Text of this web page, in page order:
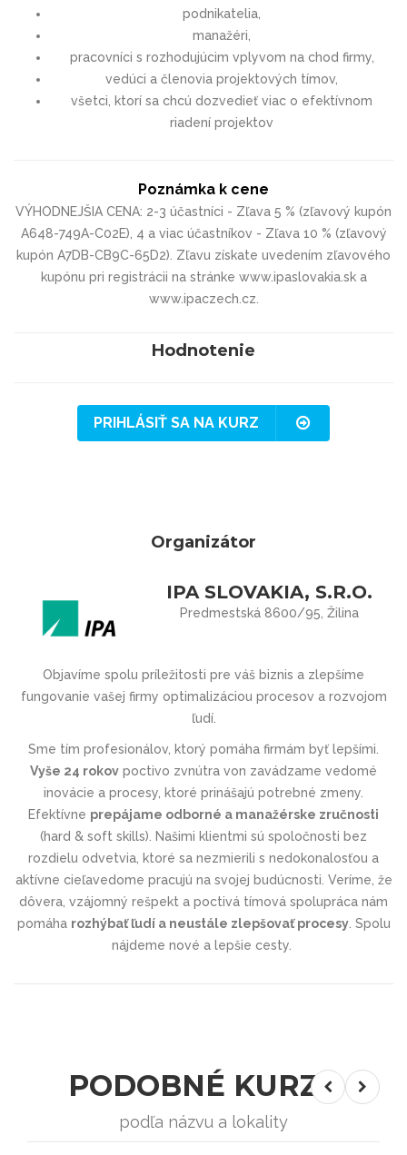
podnikatelia,
manažéri,
pracovníci s rozhodujúcim vplyvom na chod firmy,
vedúci a členovia projektových tímov,
všetci, ktorí sa chcú dozvedieť viac o efektívnom
riadení projektov
Poznámka k cene
VÝHODNEJŠIA CENA: 2-3 účastníci - Zľava 5 % (zľavový kupón
A648-749A-C02E), 4 a viac účastníkov - Zľava 10 % (zľavový
kupón A7DB-CB9C-65D2). Zľavu získate uvedením zľavového
kupónu pri registrácii na stránke www.ipaslovakia.sk a
www.ipaczech.cz.
Hodnotenie
PRIHLÁSIŤ SA NA KURZ
Organizátor
IPA SLOVAKIA, S.R.O.
Predmestská 8600/95, Žilina
Objavíme spolu príležitosti pre váš biznis a zlepšíme
fungovanie vašej firmy optimalizáciou procesov a rozvojom
ľudí.
Sme tím profesionálov, ktorý pomáha firmám byť lepšími.
Vyše 24 rokov poctivo zvnútra von zavádzame vedomé
inovácie a procesy, ktoré prinášajú potrebné zmeny.
Efektívne prepájame odborné a manažérske zručnosti
(hard & soft skills). Našimi klientmi sú spoločnosti bez
rozdielu odvetvia, ktoré sa nezmierili s nedokonalosťou a
aktívne cieľavedome pracujú na svojej budúcnosti. Veríme, že
dôvera, vzájomný rešpekt a poctivá tímová spolupráca nám
pomáha rozhýbať ľudí a neustále zlepšovať procesy. Spolu
nájdeme nové a lepšie cesty.
PODOBNÉ KURZY
podľa názvu a lokality